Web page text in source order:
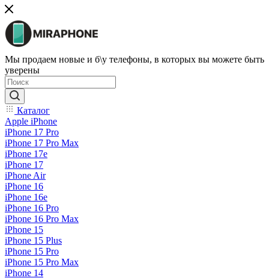
Мы продаем новые и б\у телефоны, в которых вы можете быть
уверены
Каталог
Apple iPhone
iPhone 17 Pro
iPhone 17 Pro Max
iPhone 17e
iPhone 17
iPhone Air
iPhone 16
iPhone 16e
iPhone 16 Pro
iPhone 16 Pro Max
iPhone 15
iPhone 15 Plus
iPhone 15 Pro
iPhone 15 Pro Max
iPhone 14